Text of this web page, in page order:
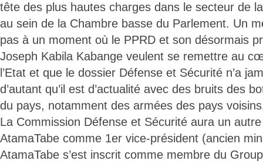
tête des plus hautes charges dans le secteur de
au sein de la Chambre basse du Parlement. Un
pas à un moment où le PPRD et son désormais
Joseph Kabila Kabange veulent se remettre au
l’Etat et que le dossier Défense et Sécurité n’a
d’autant qu’il est d’actualité avec des bruits des
du pays, notamment des armées des pays
La Commission Défense et Sécurité aura un
AtamaTabe comme 1er vice-président (ancien
AtamaTabe s’est inscrit comme membre du